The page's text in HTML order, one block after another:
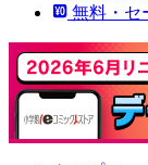
無料・セ